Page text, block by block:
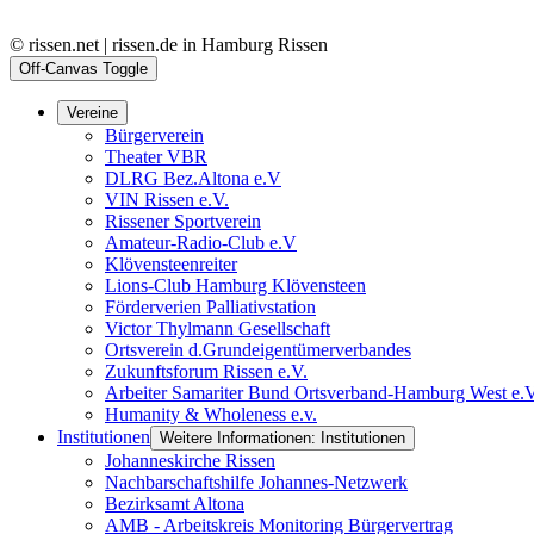
© rissen.net | rissen.de in Hamburg Rissen
Off-Canvas Toggle
Vereine
Bürgerverein
Theater VBR
DLRG Bez.Altona e.V
VIN Rissen e.V.
Rissener Sportverein
Amateur-Radio-Club e.V
Klövensteenreiter
Lions-Club Hamburg Klövensteen
Förderverien Palliativstation
Victor Thylmann Gesellschaft
Ortsverein d.Grundeigentümerverbandes
Zukunftsforum Rissen e.V.
Arbeiter Samariter Bund Ortsverband-Hamburg West
Humanity & Wholeness e.v.
Institutionen Weitere Informationen: Institutionen
Johanneskirche Rissen
Nachbarschaftshilfe Johannes-Netzwerk
Bezirksamt Altona
AMB - Arbeitskreis Monitoring Bürgervertrag